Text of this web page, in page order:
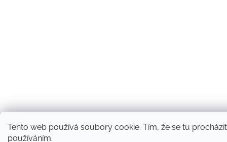
Tento web používá soubory cookie. Tím, že se tu
používáním.